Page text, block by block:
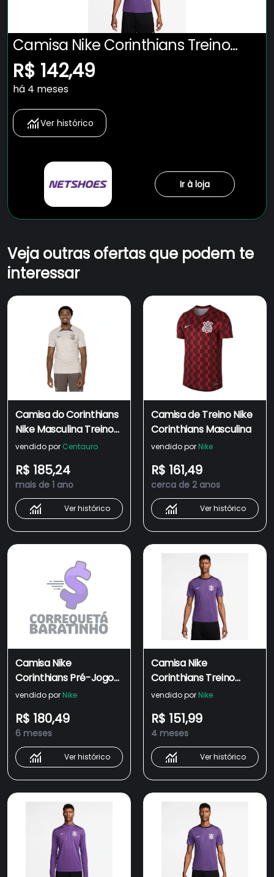
Camisa Nike Corinthians Treino
2025 Masculina
R$ 142,49
há 4 meses
Ver histórico
Ir à loja
Veja outras ofertas que podem te
interessar
Camisa do Corinthians
Nike Masculina Treino
Torcedor
vendido por Centauro
R$ 185,24
mais de 1 ano
Ver histórico
Camisa de Treino Nike
Corinthians Masculina
vendido por Nike
R$ 161,49
cerca de 2 anos
Ver histórico
Camisa Nike
Corinthians Pré-Jogo
2025 Masculina
vendido por Nike
R$ 180,49
6 meses
Ver histórico
Camisa Nike
Corinthians Treino
2025 Masculina
vendido por Nike
R$ 151,99
4 meses
Ver histórico